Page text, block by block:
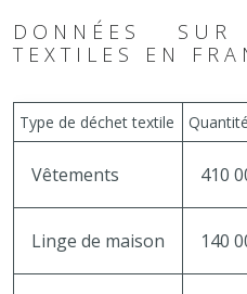
DONNÉES
TEXTILES EN
Type de déchet textile
Vêtements 410
Linge de maison 140